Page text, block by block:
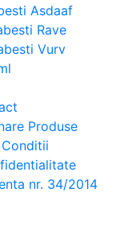
Asdaaf
Rave
Vurv
Produse
nr. 34/2014